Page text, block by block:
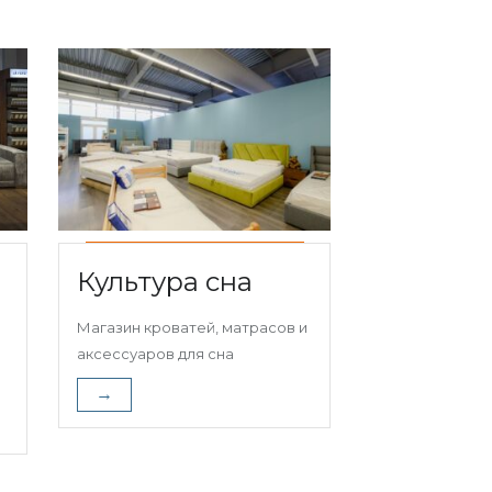
Культура сна
Магазин кроватей, матрасов и
аксессуаров для сна
→